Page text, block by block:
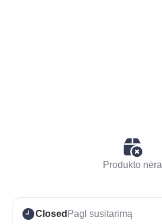
Produkto nėra
Closed Pagl susitarimą